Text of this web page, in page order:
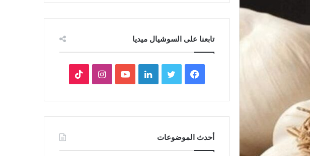
تابعنا على السوشيال ميديا
فيسبوكتويتر لينكدإنيوتيوبانستقرام
أحدث الموضوعات